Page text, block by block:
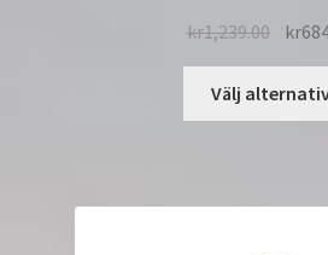
kr1,239.00 kr
Välj